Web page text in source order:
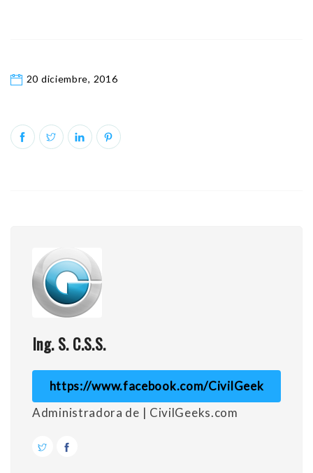
20 diciembre, 2016
Ing. S. C.S.S.
https://www.facebook.com/CivilGeek
Administradora de | CivilGeeks.com